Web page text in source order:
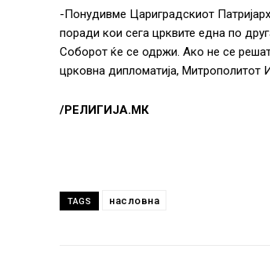
-Понудивме Цариградскиот
поради кои сега црквите една по
Соборот ќе се одржи. Ако не се
црковна дипломатија, Митрополитот
/РЕЛИГИЈА.МК
TAGS насловна